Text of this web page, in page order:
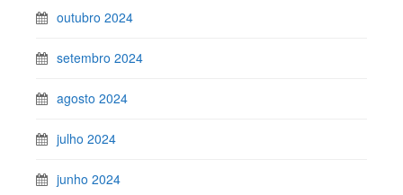
outubro 2024
setembro 2024
agosto 2024
julho 2024
junho 2024